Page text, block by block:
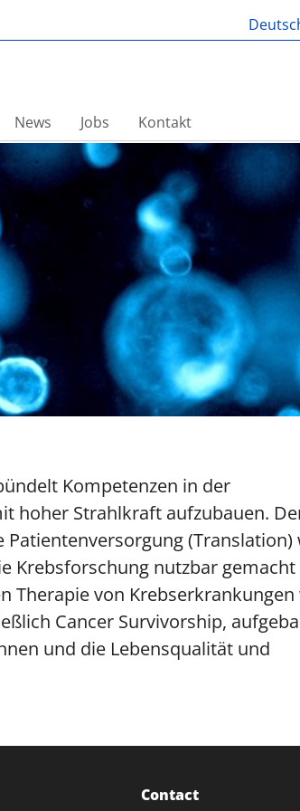
News Jobs Kontakt
Kompetenzen in der
hoher Strahlkraft aufzubauen.
(Translation)
Krebsforschung nutzbar gemacht
Therapie von
Cancer Survivorship,
und die Lebensqualität und
Contact